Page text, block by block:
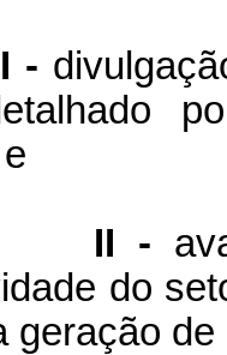
I -
II -
do
geração